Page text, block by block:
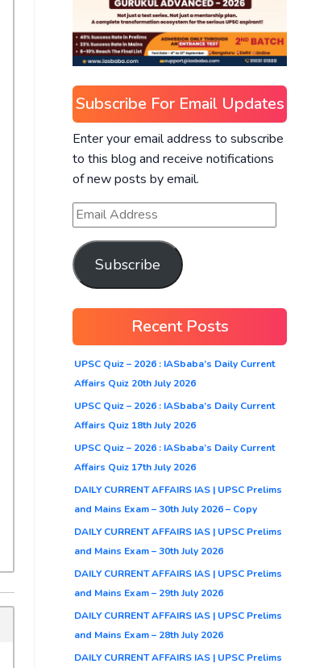
Subscribe For Email Updates
Enter your email address to subscribe
to this blog and receive notifications
of new posts by email.
Subscribe
Recent Posts
UPSC Quiz – 2026 : IASbaba’s Daily Current
Affairs Quiz 20th July 2026
UPSC Quiz – 2026 : IASbaba’s Daily Current
Affairs Quiz 18th July 2026
UPSC Quiz – 2026 : IASbaba’s Daily Current
Affairs Quiz 17th July 2026
DAILY CURRENT AFFAIRS IAS | UPSC Prelims
and Mains Exam – 30th July 2026 – Copy
DAILY CURRENT AFFAIRS IAS | UPSC Prelims
and Mains Exam – 30th July 2026
DAILY CURRENT AFFAIRS IAS | UPSC Prelims
and Mains Exam – 29th July 2026
DAILY CURRENT AFFAIRS IAS | UPSC Prelims
and Mains Exam – 28th July 2026
DAILY CURRENT AFFAIRS IAS | UPSC Prelims